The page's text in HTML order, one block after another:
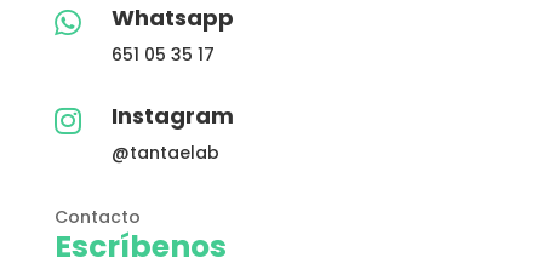
 Whatsapp
651 05 35 17
 Instagram
@tantaelab
Contacto
Escríbenos